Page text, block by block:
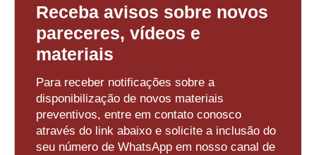
Receba avisos sobre novos
pareceres, vídeos e
materiais
Para receber notificações sobre a
disponibilização de novos materiais
preventivos, entre em contato conosco
através do link abaixo e solicite a inclusão do
seu número de WhatsApp em nosso canal de